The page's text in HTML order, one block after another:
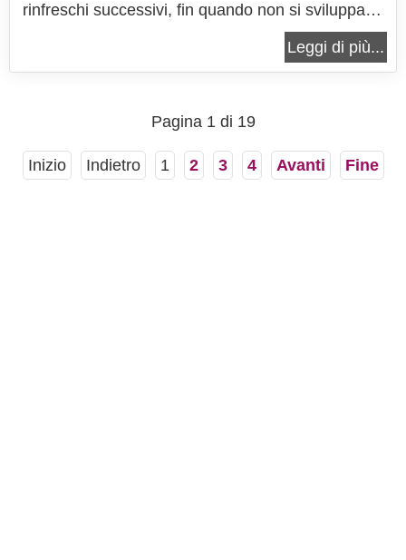
rinfreschi successivi, fin quando non si sviluppano
lieviti e batteri, che rendono questo impasto un
vero e proprio lievito vivo, in grado di far lievitare
aggiunto. Sebbene la...
Leggi di più...
Pagina 1 di 19
Inizio Indietro 1 2 3 4 Avanti Fine